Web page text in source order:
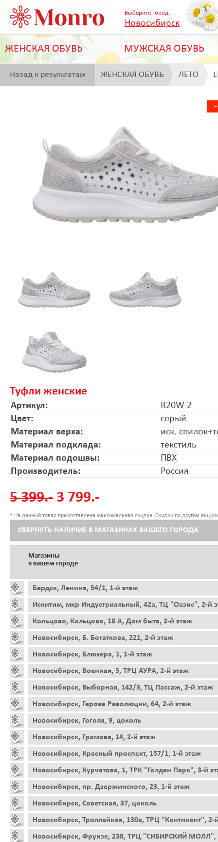
Выберите город:
Новосибирск
ЖЕНСКАЯ ОБУВЬ МУЖСКАЯ ОБУВЬ
Назад к результатам ЖЕНСКАЯ ОБУВЬ ЛЕТО
Туфли женские
Артикул:
R20W-2
Цвет:
серый
Материал верха:
иск.
Материал подклада:
текстиль
Материал подошвы:
ПВХ
Производитель:
Россия
5 399.- 3 799.-
* На данный товар предоставлена максимальная скидка. Скидки по другим
СВЕРНУТЬ НАЛИЧИЕ В МАГАЗИНАХ ВАШЕГО ГОРОДА
Магазины
в вашем городе
Бердск, Ленина, 54/1, 1-й этаж
Искитим, мкр Индустриальный, 42а, ТЦ "Оазис", 2-й
Кольцово, Кольцово, 18 А, Дом быта, 2-й этаж
Новосибирск, Б. Богаткова, 221, 2-й этаж
Новосибирск, Блюхера, 1, 1-й этаж
Новосибирск, Военная, 5, ТРЦ АУРА, 2-й этаж
Новосибирск, Выборная, 142/3, ТЦ Пассаж, 2-й этаж
Новосибирск, Героев Революции, 64, 2-й этаж
Новосибирск, Гоголя, 9, цоколь
Новосибирск, Громова, 14, 2-й этаж
Новосибирск, Красный проспект, 157/1, 1-й этаж
Новосибирск, Курчатова, 1, ТРК "Голден Парк", 3-й
Новосибирск, пр. Дзержинского, 23, 1-й этаж
Новосибирск, Советская, 37, цоколь
Новосибирск, Троллейная, 130а, ТРЦ "Континент", 2-
Новосибирск, Фрунзе, 238, ТРЦ "СИБИРСКИЙ МОЛЛ",